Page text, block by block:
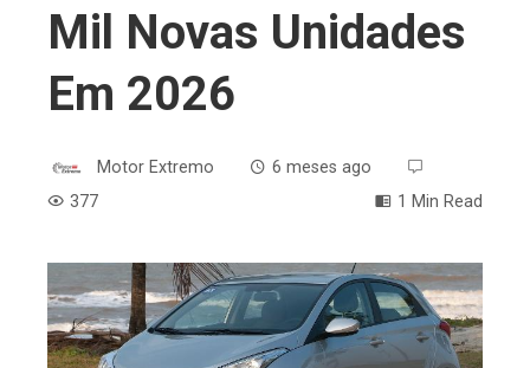
Mil Novas Unidades
Em 2026
Motor Extremo
6 meses ago
377
1 Min Read